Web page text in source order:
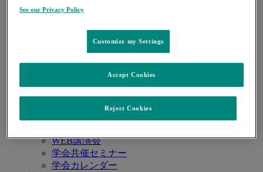
– 感染症 TOP
– サイトメガロウイルス感染症
– HIV感染症
– 真菌感染症
– グラム陰性菌感染症
Open
WEB講演会
学会共催セミナー
学会カレンダー
See our Privacy Policy
Customize my Settings
Reject Cookies
Accept Cookies